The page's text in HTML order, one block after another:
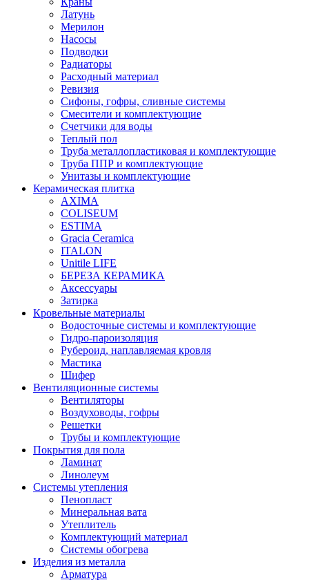
Латунь
Мерилон
Насосы
Подводки
Радиаторы
Расходный материал
Ревизия
Сифоны, гофры, сливные системы
Смесители и комплектующие
Счетчики для воды
Теплый пол
Труба металлопластиковая и комплектующие
Труба ППР и комплектующие
Унитазы и комплектующие
Керамическая плитка
AXIMA
COLISEUM
ESTIMA
Gracia Ceramica
ITALON
Unitile LIFE
БЕРЕЗА КЕРАМИКА
Аксессуары
Затирка
Кровельные материалы
Водосточные системы и комплектующие
Гидро-пароизоляция
Рубероид, наплавляемая кровля
Мастика
Шифер
Вентиляционные системы
Вентиляторы
Воздуховоды, гофры
Решетки
Трубы и комплектующие
Покрытия для пола
Ламинат
Линолеум
Системы утепления
Пенопласт
Минеральная вата
Утеплитель
Комплектующий материал
Системы обогрева
Изделия из металла
Арматура